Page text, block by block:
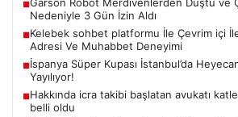
■
Nedeniyle 3 Gün İzin Aldı
■Kelebek sohbet platformu İle Çevrim içi
Adresi Ve Muhabbet Deneyimi
■İspanya Süper Kupası İstanbul’da
Yayılıyor!
■Hakkında icra takibi başlatan avukatı
belli oldu